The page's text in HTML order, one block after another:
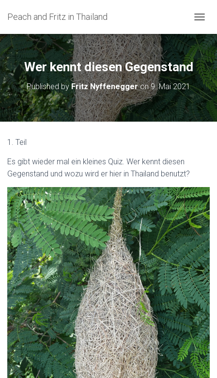
Peach and Fritz in Thailand
A
V
I
G
A
T
I
O
N
U
E
N
Wer kennt diesen Gegenstand
Published by Fritz Nyffeneggeron9. Mai 2021
1. Teil
Es gibt wieder mal ein kleines Quiz. Wer kennt diesen
Gegenstand und wozu wird er hier in Thailand benutzt?